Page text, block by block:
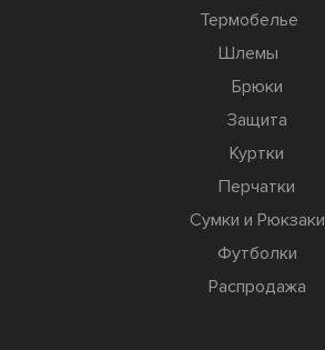
Термобелье
Шлемы
Брюки
Защита
Куртки
Перчатки
Сумки и Рюкзаки
Футболки
Распродажа